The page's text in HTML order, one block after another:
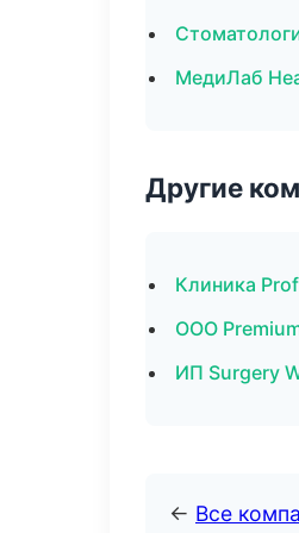
МедиЛаб
Другие
Клиника
ООО
ИП Surgery
← Все